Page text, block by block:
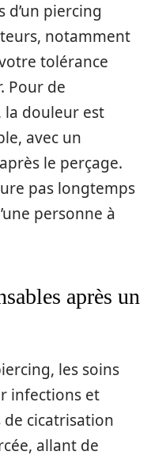
piercing
notamment
tolérance
Pour de
la douleur est
avec un
le perçage.
pas longtemps
personne à
après un
les soins
infections et
cicatrisation
allant de